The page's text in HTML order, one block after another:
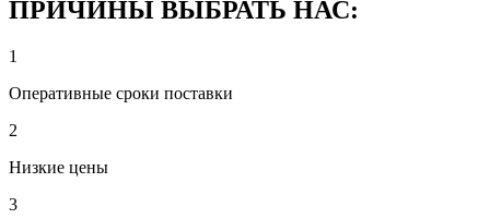
ПРИЧИНЫ ВЫБРАТЬ НАС:
1
Оперативные сроки поставки
2
Низкие цены
3